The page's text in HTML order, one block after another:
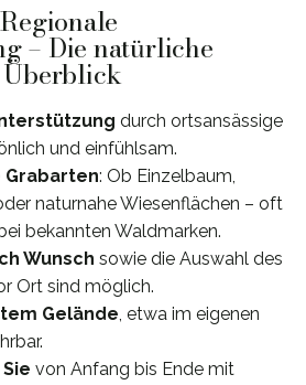
– Die natürliche
durch ortsansässige
und einfühlsam.
Grabarten: Ob Einzelbaum,
naturnahe Wiesenflächen – oft
bekannten Waldmarken.
Wunsch sowie die Auswahl des
Ort sind möglich.
Gelände, etwa im eigenen
von Anfang bis Ende mit